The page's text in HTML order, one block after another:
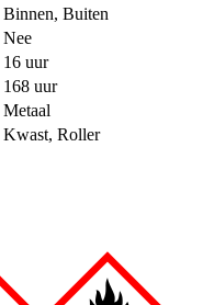
Binnen, Buiten
Nee
16 uur
168 uur
Metaal
Kwast, Roller